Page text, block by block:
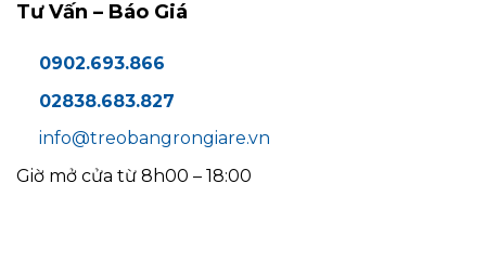
Tư Vấn – Báo Giá
0902.693.866
02838.683.827
info@treobangrongiare.vn
Giờ mở cửa từ 8h00 – 18:00